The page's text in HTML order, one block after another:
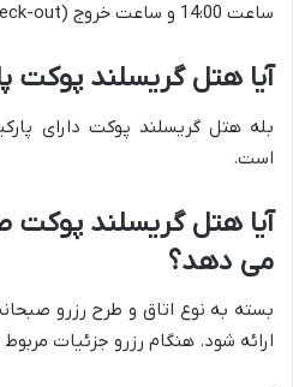
ساعت 14:00 و ساعت خروج (Check-out) ساعت 12:00 ظهر است.
آیا هتل گریسلند پوکت
بله هتل گریسلند پوکت دارای
است.
آیا هتل گریسلند پوکت
می دهد؟
بسته به نوع اتاق و طرح رزرو
ارائه شود. هنگام رزرو جزئیات